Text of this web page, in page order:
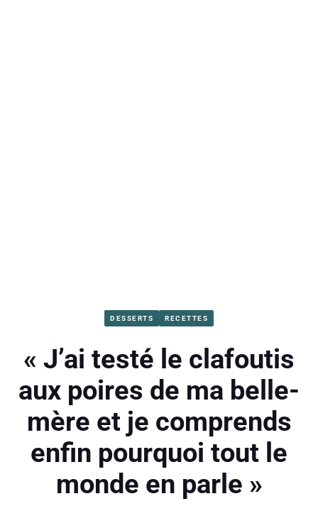
DESSERTS RECETTES
« J’ai testé le clafoutis
aux poires de ma belle-
mère et je comprends
enfin pourquoi tout le
monde en parle »